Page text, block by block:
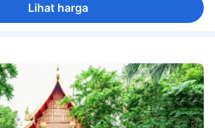
Lihat harga